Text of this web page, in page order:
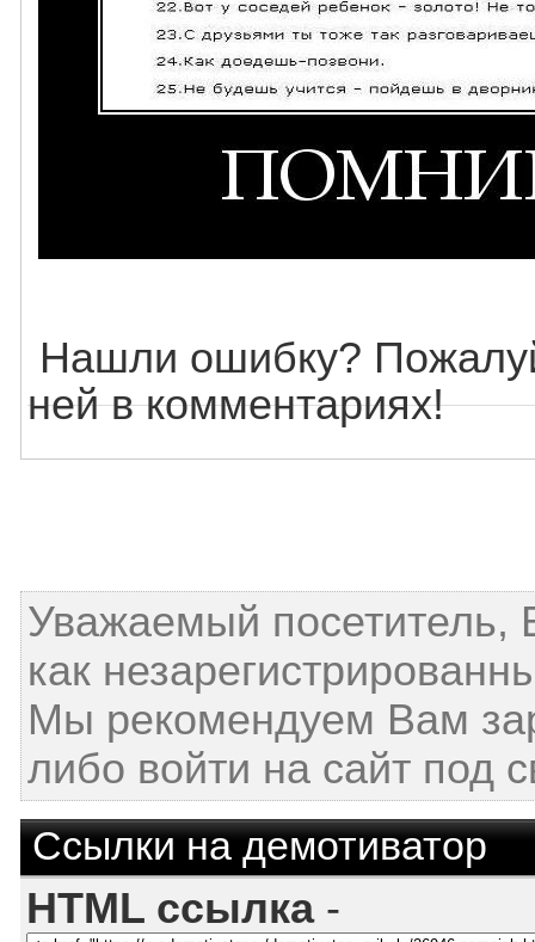
Нашли ошибку?
ней в комментариях!
Уважаемый посетитель,
как
Мы рекомендуем Вам
либо войти на сайт под
Ссылки на демотиватор
HTML ссылка-